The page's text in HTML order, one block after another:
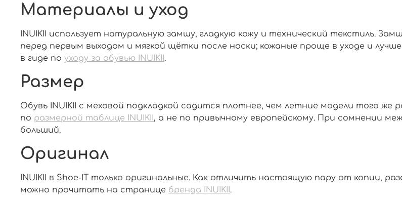
Материалы и уход
INUIKII использует натуральную замшу, гладкую кожу и технический текстиль.
перед первым выходом и мягкой щётки после носки; кожаные проще в уходе и
в гиде по уходу за обувью INUIKII .
Размер
Обувь INUIKII с меховой подкладкой садится плотнее, чем летние модели того
по размерной таблице INUIKII , а не по привычному европейскому. При сомнении
больший.
Оригинал
INUIKII в Shoe-IT только оригинальные. Как отличить настоящую пару от копии,
можно прочитать на странице бренда INUIKII .